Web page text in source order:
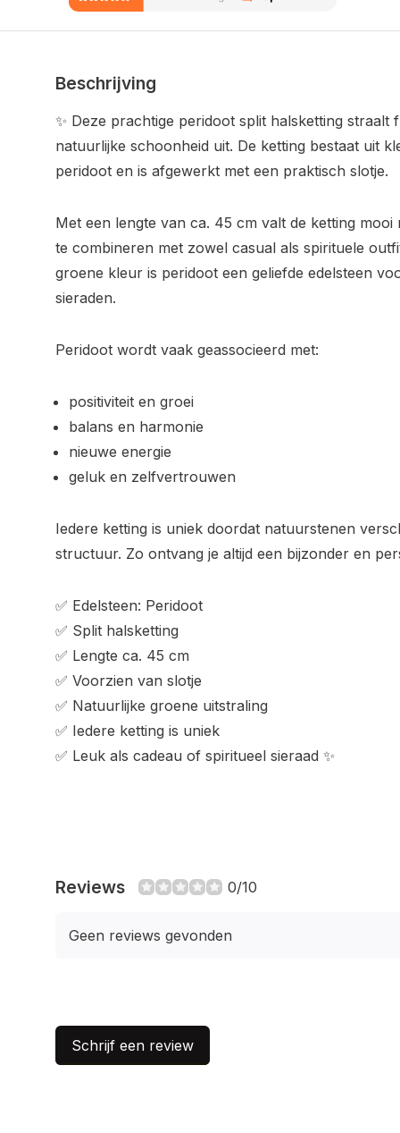
Beschrijving
✨ Deze prachtige peridoot split halsketting straalt
natuurlijke schoonheid uit. De ketting bestaat uit
peridoot en is afgewerkt met een praktisch slotje.
Met een lengte van ca. 45 cm valt de ketting
te combineren met zowel casual als spirituele
groene kleur is peridoot een geliefde edelsteen
sieraden.
Peridoot wordt vaak geassocieerd met:
positiviteit en groei
balans en harmonie
nieuwe energie
geluk en zelfvertrouwen
Iedere ketting is uniek doordat natuurstenen
structuur. Zo ontvang je altijd een bijzonder en
✅ Edelsteen: Peridoot
✅ Split halsketting
✅ Lengte ca. 45 cm
✅ Voorzien van slotje
✅ Natuurlijke groene uitstraling
✅ Iedere ketting is uniek
✅ Leuk als cadeau of spiritueel sieraad ✨
Reviews 0/10
Geen reviews gevonden
Schrijf een review